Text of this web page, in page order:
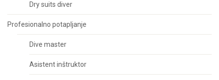
Dry suits diver
Profesionalno potapljanje
Dive master
Asistent inštruktor